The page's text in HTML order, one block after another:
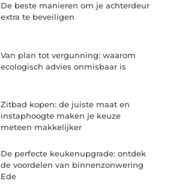
De beste manieren om je achterdeur
extra te beveiligen
Van plan tot vergunning: waarom
ecologisch advies onmisbaar is
Zitbad kopen: de juiste maat en
instaphoogte maken je keuze
meteen makkelijker
De perfecte keukenupgrade: ontdek
de voordelen van binnenzonwering
Ede